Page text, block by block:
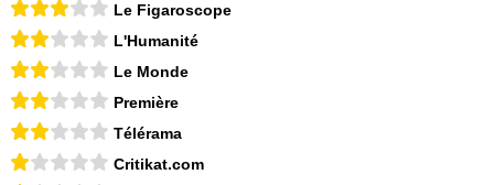
Le Figaroscope
L'Humanité
Le Monde
Première
Télérama
Critikat.com